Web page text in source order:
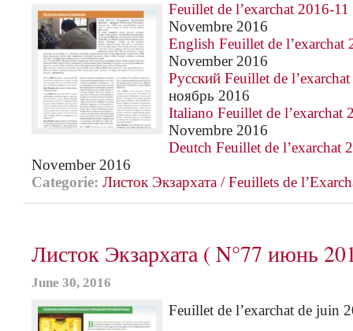
Feuillet de l’exarchat 2016-11
Novembre 2016
English Feuillet de l’exarchat
November 2016
Русский Feuillet de
ноябрь 2016
Italiano Feuillet de l’exarchat
Novembre 2016
Deutch Feuillet de l’exarchat
November 2016
Categorie: Листок Экзархата / Feuillets de
Листок Экзархата ( N°77 июнь
June 30, 2016
Feuillet de l’exarchat de juin